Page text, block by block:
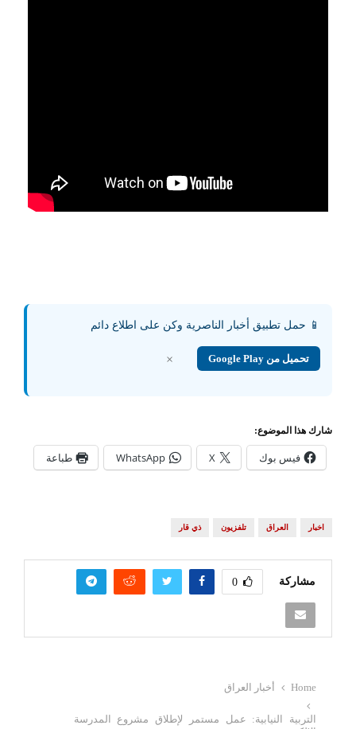
📱 حمل تطبيق أخبار الناصرية وكن على اطلاع دائم
تحميل من Google Play ×
شارك هذا الموضوع:
فيس بوك X
WhatsApp طباعة
اخبار العراق تلفزيون ذي قار
مشاركة 0
Home أخبار العراق
التربية النيابية: عمل مستمر لإطلاق مشروع المدرسة